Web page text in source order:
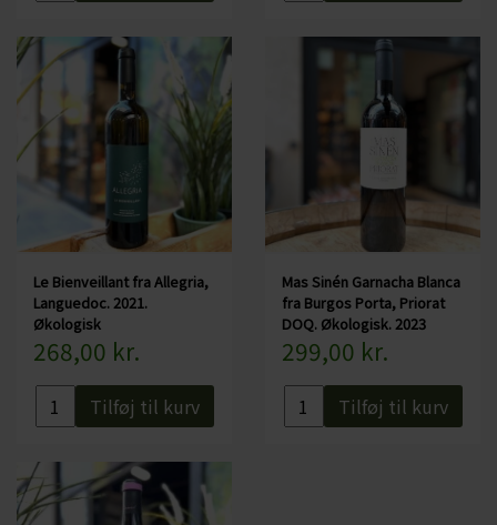
Le Bienveillant fra Allegria,
Languedoc. 2021.
Økologisk
268,00 kr.
Tilføj til kurv
Mas Sinén Garnacha Blanca
fra Burgos Porta, Priorat
DOQ. Økologisk. 2023
299,00 kr.
Tilføj til kurv